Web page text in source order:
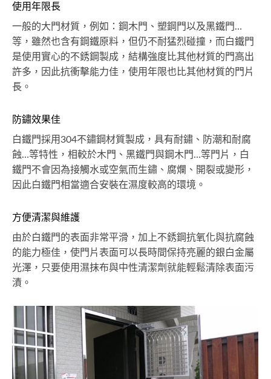
使用年限長
一般的大門材質，例如：鋼木門、塑鋼門以及黑鐵門…
等，雖然也含有鋼鐵原料，但仍不耐猛烈碰撞，而白鐵門
是使用實心的不銹鋼製成，結構強度比其他材質的門高出
許多，因此抗衝擊能力佳，使用年限也比其他材質的門片
長。
防鏽效果佳
白鐵門採用304不鏽鋼材質製成，具有耐鏽、防潮和耐腐
蝕…等特性，相較於木門、黑鐵門與鋼木門…等門片，白
鐵門不會因為接觸水或空氣而生鏽、腐爛、開裂或變形，
因此白鐵門相當適合安裝在濕度較高的環境。
方便清潔與維護
由於白鐵門的表面非常平滑，加上不銹鋼抗氧化與抗腐蝕
的能力極佳，使門片表面可以長時間保持亮麗的銀白金屬
光澤，只要使用濕抹布與中性清潔劑就能輕鬆清除表面污
漬。